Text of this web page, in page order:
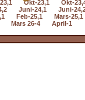
Okt-23,1 Okt-
Juni-24,1 Juni-
Feb-25,1 Mars-25,1
Mars 26-4 April-1